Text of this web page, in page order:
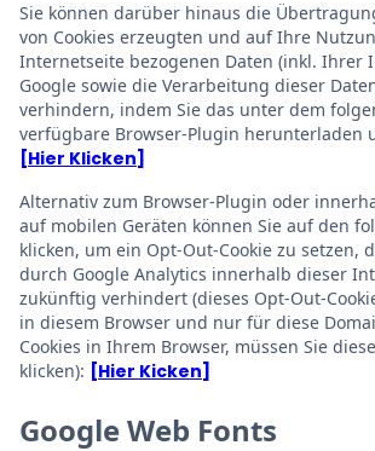
Sie können darüber hinaus die
von Cookies erzeugten und auf Ihre
Internetseite bezogenen Daten (inkl. Ihrer
Google sowie die Verarbeitung dieser
verhindern, indem Sie das unter dem
verfügbare Browser-Plugin herunterladen
[Hier Klicken]
Alternativ zum Browser-Plugin oder
auf mobilen Geräten können Sie auf den
klicken, um ein Opt-Out-Cookie zu setzen,
durch Google Analytics innerhalb dieser
zukünftig verhindert (dieses Opt-Out-
in diesem Browser und nur für diese
Cookies in Ihrem Browser, müssen Sie
klicken): [Hier Kicken]
Google Web Fonts